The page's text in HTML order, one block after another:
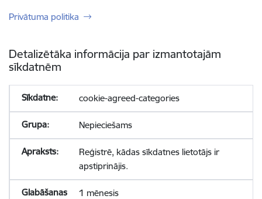
Privātuma politika
Detalizētāka informācija par izmantotajām
sīkdatnēm
cookie-agreed-categories
Nepieciešams
Reģistrē, kādas sīkdatnes lietotājs ir
apstiprinājis.
1 mēnesis